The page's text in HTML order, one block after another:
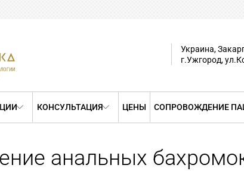
Украина,
г.Ужгород,
КОНСУЛЬТАЦИЯ ЦЕНЫ СОПРОВОЖДЕНИЕ
анальных